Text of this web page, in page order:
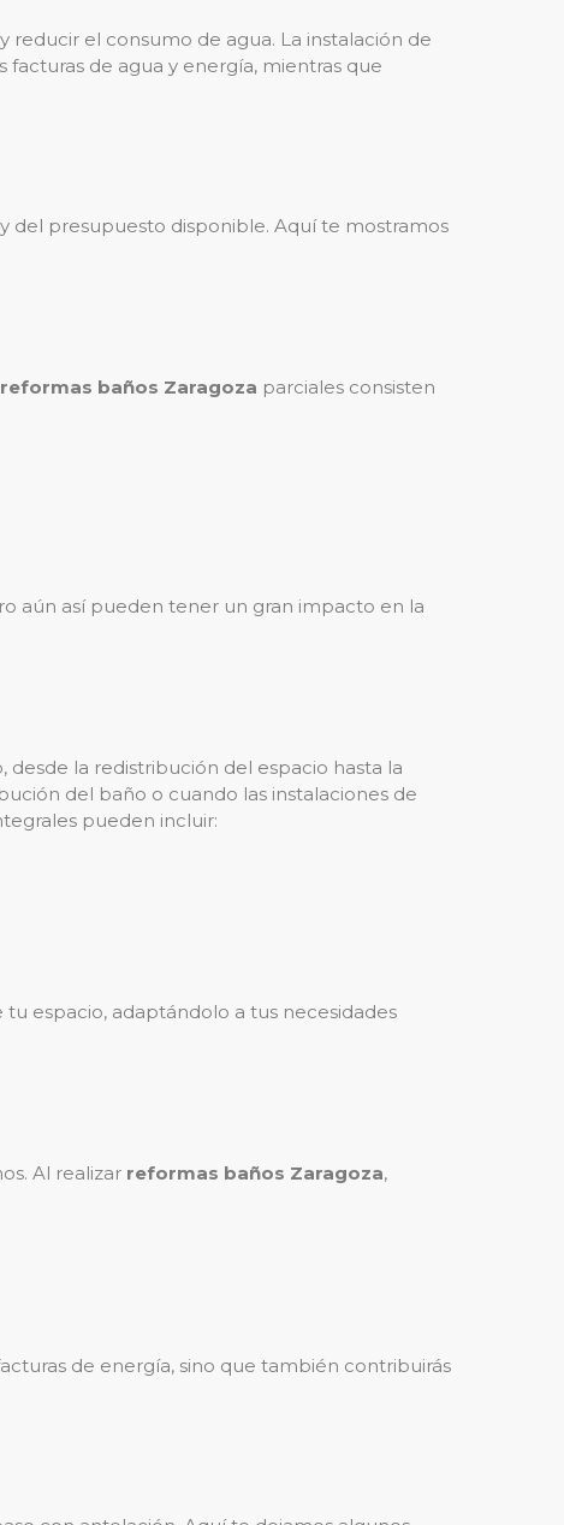
el consumo de agua. La instalación de
facturas de agua y energía, mientras que
del presupuesto disponible. Aquí te mostramos
reformas baños Zaragoza parciales consisten
aún así pueden tener un gran impacto en la
la redistribución del espacio hasta la
del baño o cuando las instalaciones de
pueden incluir:
espacio, adaptándolo a tus necesidades
Al realizar reformas baños Zaragoza,
de energía, sino que también contribuirás